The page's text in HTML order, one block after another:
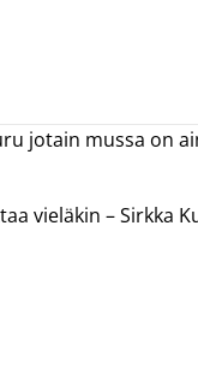
jotain mussa on
vieläkin – Sirkka